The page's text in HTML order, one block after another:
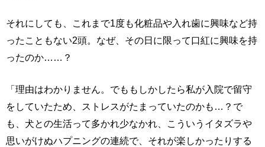
それにしても、これまで1度も化粧品や入れ歯に興味など持
ったこともない2頭。なぜ、その日に限って口紅に興味を持
ったのか……？
「理由はわかりません。でももしかしたら私が入院で留守
をしていたため、ストレスがたまっていたのかも…？で
も、犬との生活って多かれ少なかれ、こういうイタズラや
思いがけぬハプニングの連続で、それが楽しかったりする